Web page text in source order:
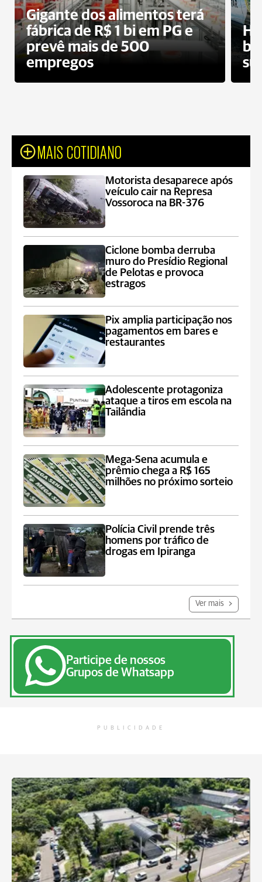
Gigante dos alimentos terá
fábrica de R$ 1 bi em PG e
prevê mais de 500
empregos
MAIS COTIDIANO
Motorista desaparece após
veículo cair na Represa
Vossoroca na BR-376
Ciclone bomba derruba
muro do Presídio Regional
de Pelotas e provoca
estragos
Pix amplia participação nos
pagamentos em bares e
restaurantes
Adolescente protagoniza
ataque a tiros em escola na
Tailândia
Mega-Sena acumula e
prêmio chega a R$ 165
milhões no próximo sorteio
Polícia Civil prende três
homens por tráfico de
drogas em Ipiranga
Ver mais
Participe de nossos
Grupos de Whatsapp
PUBLICIDADE